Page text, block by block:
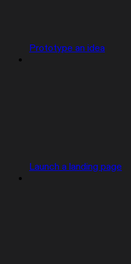
Prototype an idea
Launch a landing page